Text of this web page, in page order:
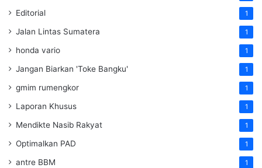
Editorial 1
Jalan Lintas Sumatera 1
honda vario 1
Jangan Biarkan 'Toke Bangku' 1
gmim rumengkor 1
Laporan Khusus 1
Mendikte Nasib Rakyat 1
Optimalkan PAD 1
antre BBM 1